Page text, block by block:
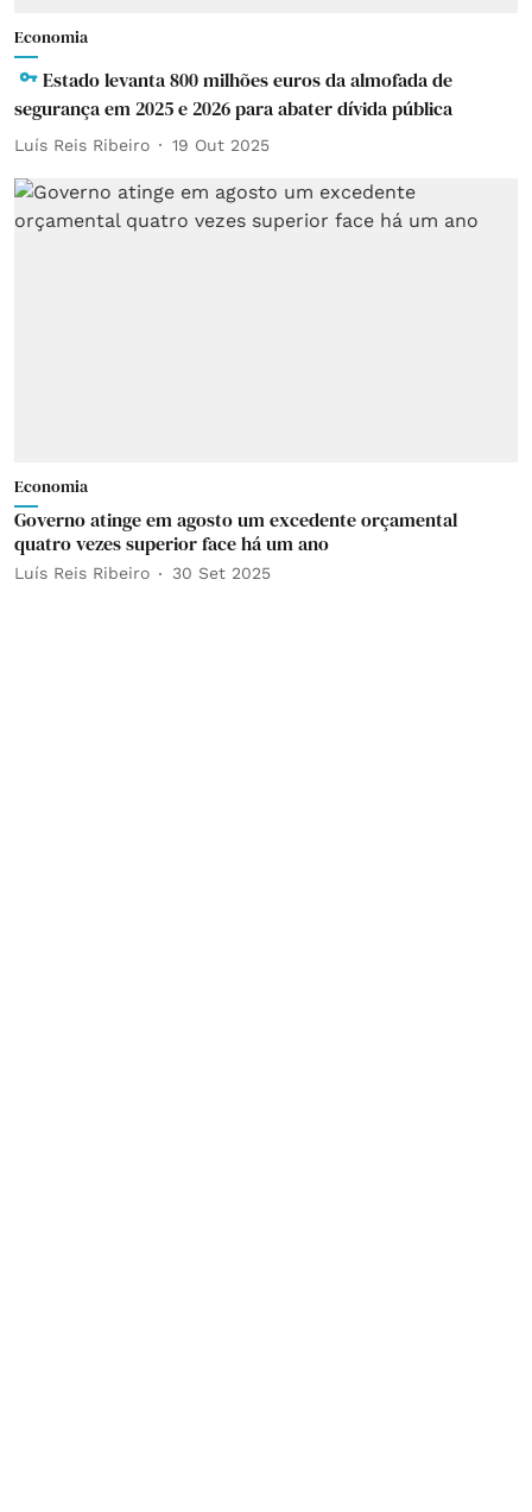
Economia
Estado levanta 800 milhões euros da almofada de
segurança em 2025 e 2026 para abater dívida pública
Luís Reis Ribeiro 19 Out 2025
Economia
Governo atinge em agosto um excedente orçamental
quatro vezes superior face há um ano
Luís Reis Ribeiro 30 Set 2025